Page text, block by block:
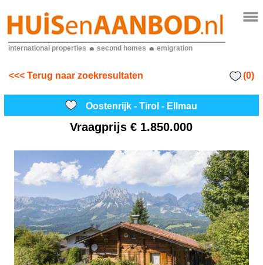
international properties second homes emigration
<<< Terug naar zoekresultaten (0)
Oostenrijk - Tirol - Ellmau
Vraagprijs€ 1.850.000